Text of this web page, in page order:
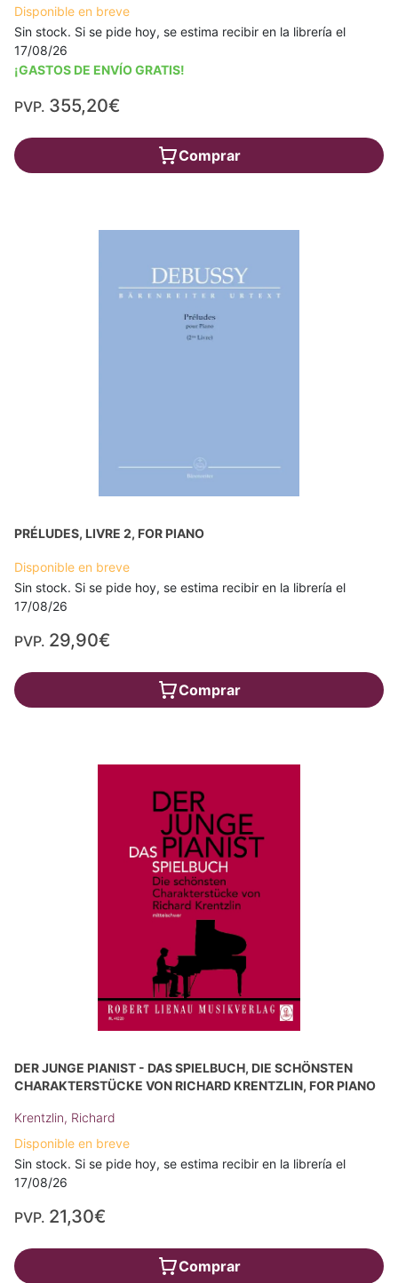
Disponible en breve
Sin stock. Si se pide hoy, se estima recibir en la librería el
17/08/26
¡GASTOS DE ENVÍO GRATIS!
PVP. 355,20€
Comprar
PRÉLUDES, LIVRE 2, FOR PIANO
Disponible en breve
Sin stock. Si se pide hoy, se estima recibir en la librería el
17/08/26
PVP. 29,90€
Comprar
DER JUNGE PIANIST - DAS SPIELBUCH, DIE SCHÖNSTEN
CHARAKTERSTÜCKE VON RICHARD KRENTZLIN, FOR PIANO
Krentzlin, Richard
Disponible en breve
Sin stock. Si se pide hoy, se estima recibir en la librería el
17/08/26
PVP. 21,30€
Comprar